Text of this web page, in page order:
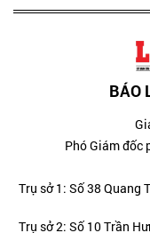
BÁO
Phó Giám đốc
Trụ sở 1: Số 38 Quang
Trụ sở 2: Số 10 Trần